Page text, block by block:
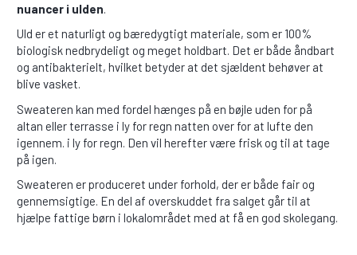
nuancer i ulden
Uld er et naturligt og bæredygtigt materiale, som er 100%
biologisk nedbrydeligt og meget holdbart. Det er både åndbart
og antibakterielt, hvilket betyder at det sjældent behøver at
blive vasket.
Sweateren kan med fordel hænges på en bøjle uden for på
altan eller terrasse i ly for regn natten over for at lufte den
igennem. i ly for regn. Den vil herefter være frisk og til at tage
på igen.
Sweateren er produceret under forhold, der er både fair og
gennemsigtige. En del af overskuddet fra salget går til at
hjælpe fattige børn i lokalområdet med at få en god skolegang.